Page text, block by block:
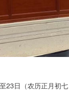
日（农历正月初七